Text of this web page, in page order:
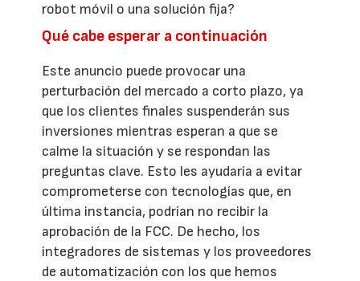
robot móvil o una solución fija?
Qué cabe esperar a continuación
Este anuncio puede provocar una
perturbación del mercado a corto plazo, ya
que los clientes finales suspenderán sus
inversiones mientras esperan a que se
calme la situación y se respondan las
preguntas clave. Esto les ayudaría a evitar
comprometerse con tecnologías que, en
última instancia, podrían no recibir la
aprobación de la FCC. De hecho, los
integradores de sistemas y los proveedores
de automatización con los que hemos